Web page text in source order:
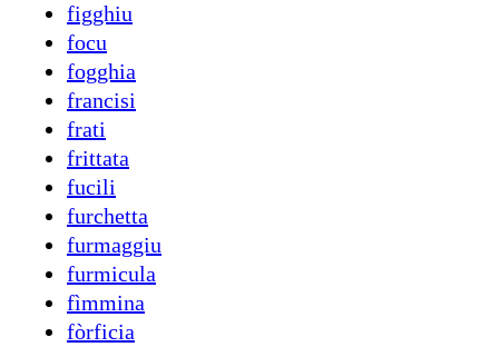
figghiu
focu
fogghia
francisi
frati
frittata
fucili
furchetta
furmaggiu
furmicula
fìmmina
fòrficia